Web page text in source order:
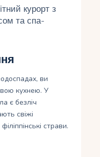
курорт з
та спа-
ви
кухнею. У
є безліч
свіжі
страви.